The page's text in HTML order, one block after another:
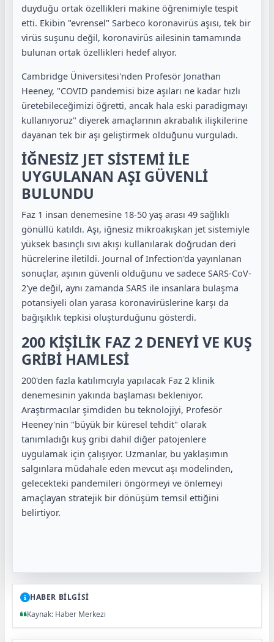
duyduğu ortak özellikleri makine öğrenimiyle tespit
etti. Ekibin "evrensel" Sarbeco koronavirüs aşısı, tek bir
virüs suşunu değil, koronavirüs ailesinin tamamında
bulunan ortak özellikleri hedef alıyor.
Cambridge Üniversitesi'nden Profesör Jonathan
Heeney, "COVID pandemisi bize aşıları ne kadar hızlı
üretebileceğimizi öğretti, ancak hala eski paradigmayı
kullanıyoruz" diyerek amaçlarının akrabalık ilişkilerine
dayanan tek bir aşı geliştirmek olduğunu vurguladı.
İĞNESİZ JET SİSTEMİ İLE
UYGULANAN AŞI GÜVENLİ
BULUNDU
Faz 1 insan denemesine 18-50 yaş arası 49 sağlıklı
gönüllü katıldı. Aşı, iğnesiz mikroakışkan jet sistemiyle
yüksek basınçlı sıvı akışı kullanılarak doğrudan deri
hücrelerine iletildi. Journal of Infection'da yayınlanan
sonuçlar, aşının güvenli olduğunu ve sadece SARS-CoV-
2'ye değil, aynı zamanda SARS ile insanlara bulaşma
potansiyeli olan yarasa koronavirüslerine karşı da
bağışıklık tepkisi oluşturduğunu gösterdi.
200 KİŞİLİK FAZ 2 DENEYİ VE KUŞ
GRİBİ HAMLESİ
200'den fazla katılımcıyla yapılacak Faz 2 klinik
denemesinin yakında başlaması bekleniyor.
Araştırmacılar şimdiden bu teknolojiyi, Profesör
Heeney'nin "büyük bir küresel tehdit" olarak
tanımladığı kuş gribi dahil diğer patojenlere
uygulamak için çalışıyor. Uzmanlar, bu yaklaşımın
salgınlara müdahale eden mevcut aşı modelinden,
gelecekteki pandemileri öngörmeyi ve önlemeyi
amaçlayan stratejik bir dönüşüm temsil ettiğini
belirtiyor.
HABER BİLGİSİ
Kaynak: Haber Merkezi